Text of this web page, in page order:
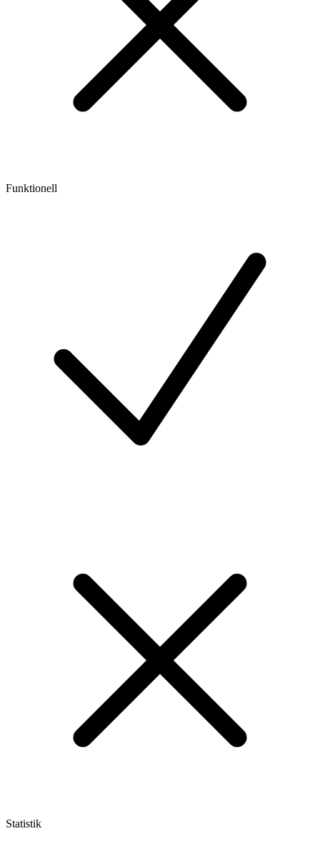
Funktionell
Statistik